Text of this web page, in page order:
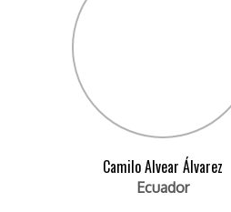
Camilo Alvear Álvarez
Ecuador